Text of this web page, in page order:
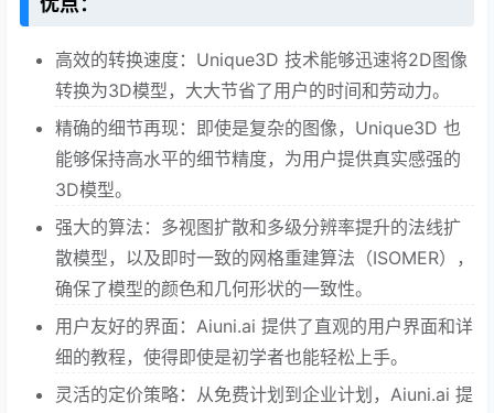
高效的转换速度：Unique3D 技术能够迅速将2D图像
转换为3D模型，大大节省了用户的时间和劳动力。
精确的细节再现：即使是复杂的图像，Unique3D 也
能够保持高水平的细节精度，为用户提供真实感强的
3D模型。
强大的算法：多视图扩散和多级分辨率提升的法线扩
散模型，以及即时一致的网格重建算法（ISOMER），
确保了模型的颜色和几何形状的一致性。
用户友好的界面：Aiuni.ai 提供了直观的用户界面和详
细的教程，使得即使是初学者也能轻松上手。
灵活的定价策略：从免费计划到企业计划，Aiuni.ai 提